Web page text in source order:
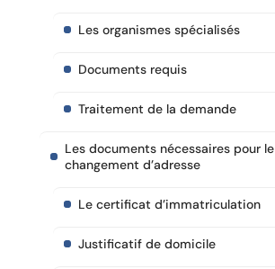
Les organismes spécialisés
Documents requis
Traitement de la demande
Les documents nécessaires pour le
changement d’adresse
Le certificat d’immatriculation
Justificatif de domicile